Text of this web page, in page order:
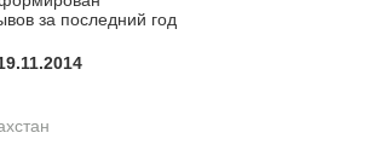
за последний год